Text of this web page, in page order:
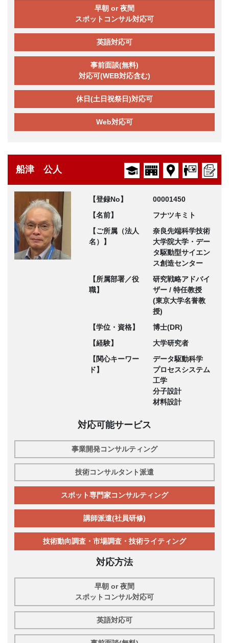
早朝 or 夜間
スポットコンサル対応可
英語対応可
事前面談(無料)
対応可(WEB対応含む)
休日(土日祝祭日)対応可
Web対応可
船津 公人
【登録No】
00001450
【名前】
フナツキミト
【ご所属（法人
名）】
奈良先端科学技術
大学院大学・デー
タ駆動型サイエン
ス創造センター
【所属部署／役
職】
研究戦略アドバイ
ザー / 特任教授
(東京大学名誉教
授)
【学位・資格】
博士(DR)
【経験】
大学研究者
【関心キーワー
ド】
データ駆動科学
プロセスシステム
工学
分子設計
材料設計
対応可能サービス
事業開発コンサルティング
技術コンサルタント派遣
スポット専門家コンサルティング
講師派遣(社員研修)
技術動向調査・市場調査・技術ライティング
対応方法
早朝 or 夜間
スポットコンサル対応可
英語対応可